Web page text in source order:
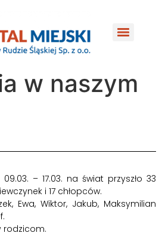
w naszym
– 17.03. na świat przyszło 33
i 17 chłopców.
Ewa, Wiktor, Jakub, Maksymilian
rodzicom.